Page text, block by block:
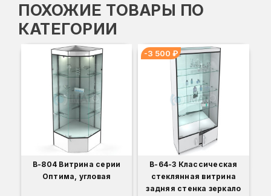
ПОХОЖИЕ ТОВАРЫ ПО
КАТЕГОРИИ
В-804 Витрина серии
Оптима, угловая
-3 500 ₽
В-64-З Классическая
стеклянная витрина
задняя стенка зеркало